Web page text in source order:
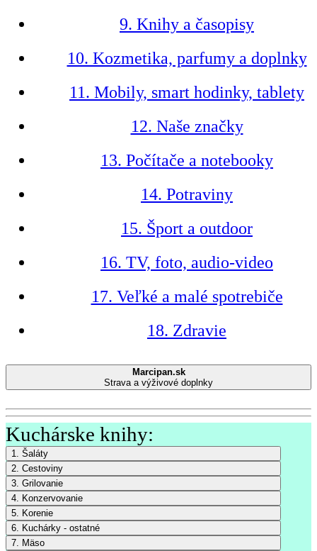
9. Knihy a časopisy
10. Kozmetika, parfumy a doplnky
11. Mobily, smart hodinky, tablety
12. Naše značky
13. Počítače a notebooky
14. Potraviny
15. Šport a outdoor
16. TV, foto, audio-video
17. Veľké a malé spotrebiče
18. Zdravie
Marcipan.sk
Strava a výživové doplnky
Kuchárske knihy:
1. Šaláty
2. Cestoviny
3. Grilovanie
4. Konzervovanie
5. Korenie
6. Kuchárky - ostatné
7. Mäso